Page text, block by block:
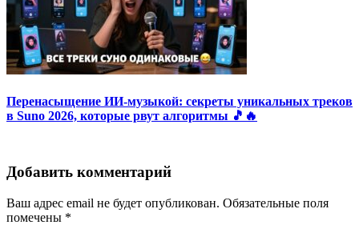
Перенасыщение ИИ-музыкой: секреты уникальных треков
в Suno 2026, которые рвут алгоритмы 🎵🔥
Добавить комментарий
Ваш адрес email не будет опубликован. Обязательные поля
помечены *